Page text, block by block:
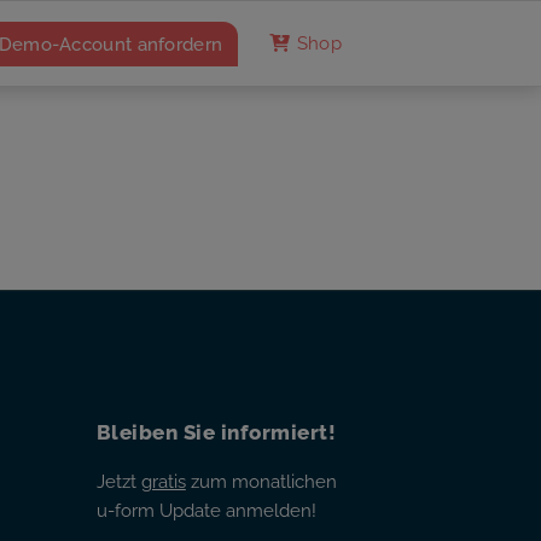
Demo-Account anfordern Shop
Bleiben Sie informiert!
Jetzt gratiszum monatlichen
u-form Update anmelden!